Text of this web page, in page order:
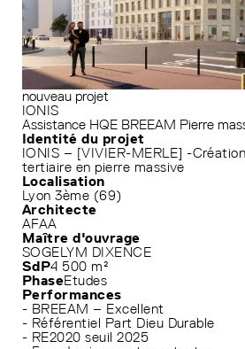
nouveau projet
IONIS
Assistance HQE BREEAM Pierre
Identité du projet
IONIS – [VIVIER-MERLE] -
tertiaire en pierre massive
Localisation
Lyon 3ème (69)
Architecte
AFAA
Maître d'ouvrage
SOGELYM DIXENCE
SdP4 500 m²
PhaseEtudes
Performances
- BREEAM – Excellent
- Référentiel Part Dieu Durable
- RE2020 seuil 2025